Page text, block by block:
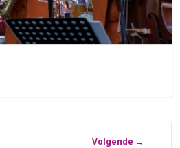
Volgende →